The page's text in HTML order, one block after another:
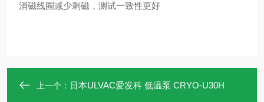
消磁线圈减少剩磁，测试一致性更好
上一个： 日本ULVAC爱发科 低温泵 CRYO-U30H